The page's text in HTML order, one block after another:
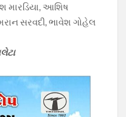
મારડિયા, આશિષ
સરવદી, ભાવેશ ગોહેલ